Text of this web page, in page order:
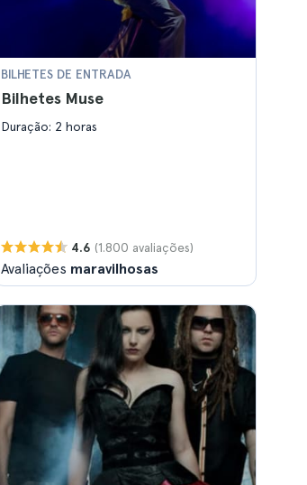
BILHETES DE ENTRADA
Bilhetes Muse
Duração: 2 horas
4.6 (1.800 avaliações)
Avaliações maravilhosas